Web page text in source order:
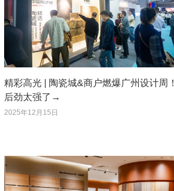
精彩高光 | 陶瓷城&商户燃爆广州设计周！
后劲太强了→
2025年12月15日